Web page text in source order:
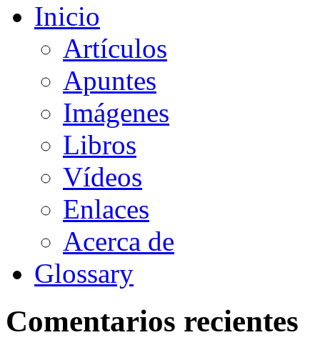
Inicio
Artículos
Apuntes
Imágenes
Libros
Vídeos
Enlaces
Acerca de
Glossary
Comentarios recientes